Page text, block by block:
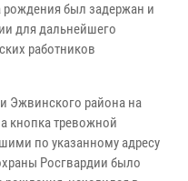
рождения был задержан и
для дальнейшего
работников
Эжвинского района на
кнопка тревожной
по указанному адресу
Росгвардии было